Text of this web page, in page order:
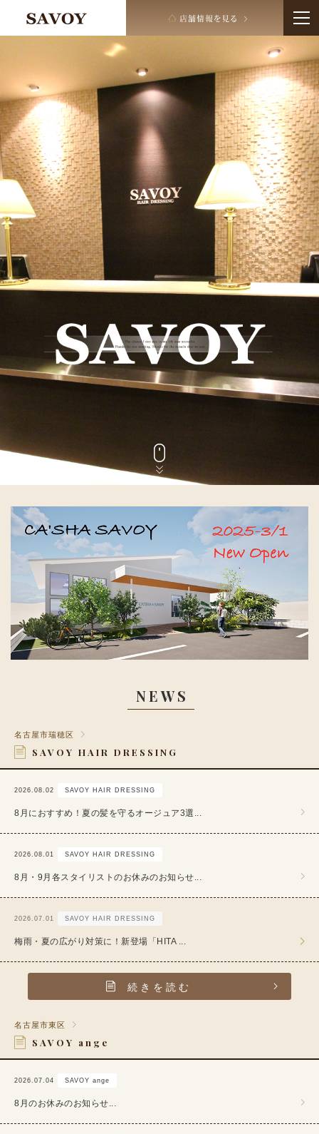
NEWS
名古屋市瑞穂区
SAVOY HAIR DRESSING
2026.08.02 SAVOY HAIR DRESSING
8月におすすめ！夏の髪を守るオージュア3選...
2026.08.01 SAVOY HAIR DRESSING
8月・9月各スタイリストのお休みのお知らせ...
2026.07.01 SAVOY HAIR DRESSING
梅雨・夏の広がり対策に！新登場「HITA ...
続きを読む
名古屋市東区
SAVOY ange
2026.07.04 SAVOY ange
8月のお休みのお知らせ...